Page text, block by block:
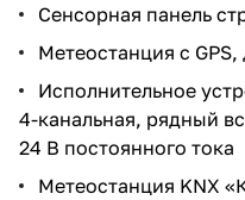
Сенсорная панель
Метеостанция с
Исполнительное
4-канальная, рядный
24 В постоянного тока
Метеостанция KNX